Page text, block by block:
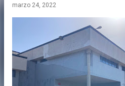
marzo 24, 2022